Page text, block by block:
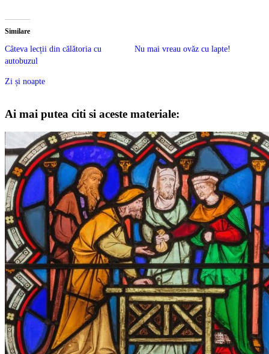
Similare
Câteva lecții din călătoria cu
autobuzul
Nu mai vreau ovăz cu lapte!
Zi și noapte
Ai mai putea citi si aceste materiale: